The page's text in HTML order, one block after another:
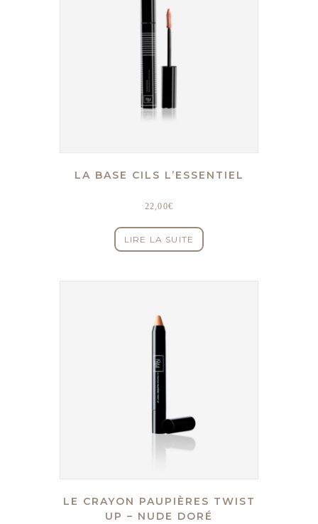
LA BASE CILS L’ESSENTIEL
22,00€
LIRE LA SUITE
LE CRAYON PAUPIÈRES TWIST
UP – NUDE DORÉ